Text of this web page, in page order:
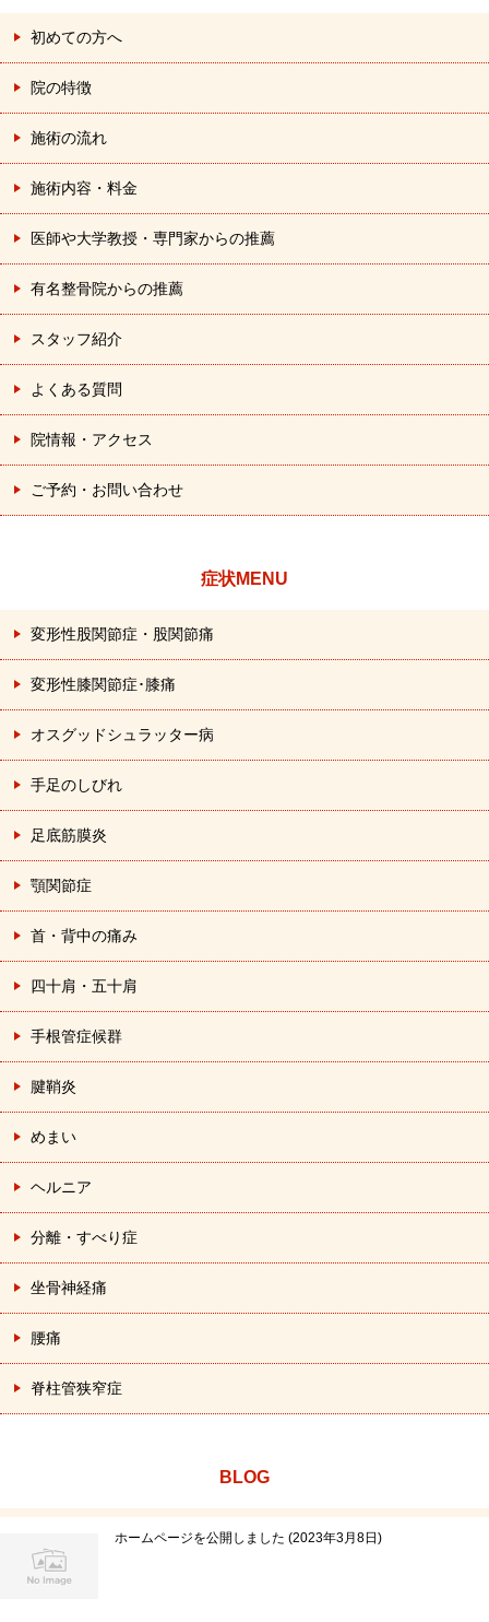
初めての方へ
院の特徴
施術の流れ
施術内容・料金
医師や大学教授・専門家からの推薦
有名整骨院からの推薦
スタッフ紹介
よくある質問
院情報・アクセス
ご予約・お問い合わせ
症状MENU
変形性股関節症・股関節痛
変形性膝関節症･膝痛
オスグッドシュラッター病
手足のしびれ
足底筋膜炎
顎関節症
首・背中の痛み
四十肩・五十肩
手根管症候群
腱鞘炎
めまい
ヘルニア
分離・すべり症
坐骨神経痛
腰痛
脊柱管狭窄症
BLOG
ホームページを公開しました 2023年3月8日